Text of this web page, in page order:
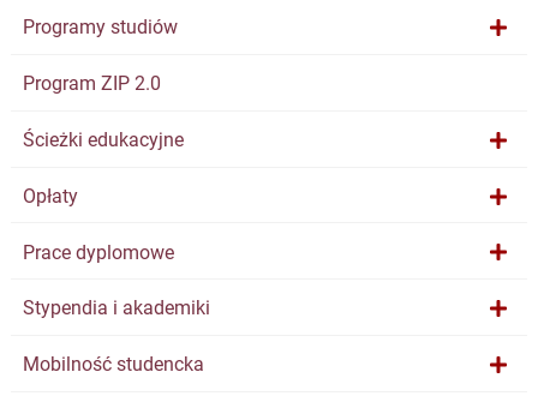
Programy studiów
Program ZIP 2.0
Ścieżki edukacyjne
Opłaty
Prace dyplomowe
Stypendia i akademiki
Mobilność studencka